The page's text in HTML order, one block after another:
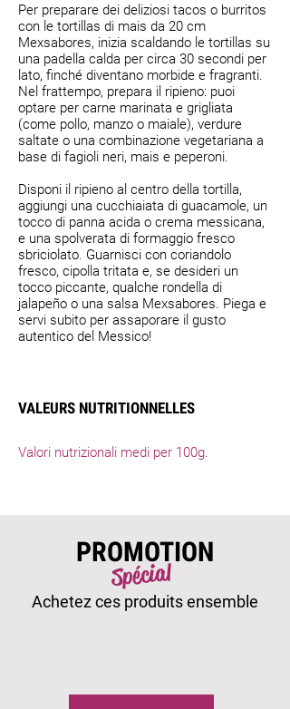
Per preparare dei deliziosi tacos o burritos
con le tortillas di mais da 20 cm
Mexsabores, inizia scaldando le tortillas su
una padella calda per circa 30 secondi per
lato, finché diventano morbide e fragranti.
Nel frattempo, prepara il ripieno: puoi
optare per carne marinata e grigliata
(come pollo, manzo o maiale), verdure
saltate o una combinazione vegetariana a
base di fagioli neri, mais e peperoni.
Disponi il ripieno al centro della tortilla,
aggiungi una cucchiaiata di guacamole, un
tocco di panna acida o crema messicana,
e una spolverata di formaggio fresco
sbriciolato. Guarnisci con coriandolo
fresco, cipolla tritata e, se desideri un
tocco piccante, qualche rondella di
jalapeño o una salsa Mexsabores. Piega e
servi subito per assaporare il gusto
autentico del Messico!
VALEURS NUTRITIONNELLES
Valori nutrizionali medi per 100g.
PROMOTION
Spécial
Achetez ces produits ensemble